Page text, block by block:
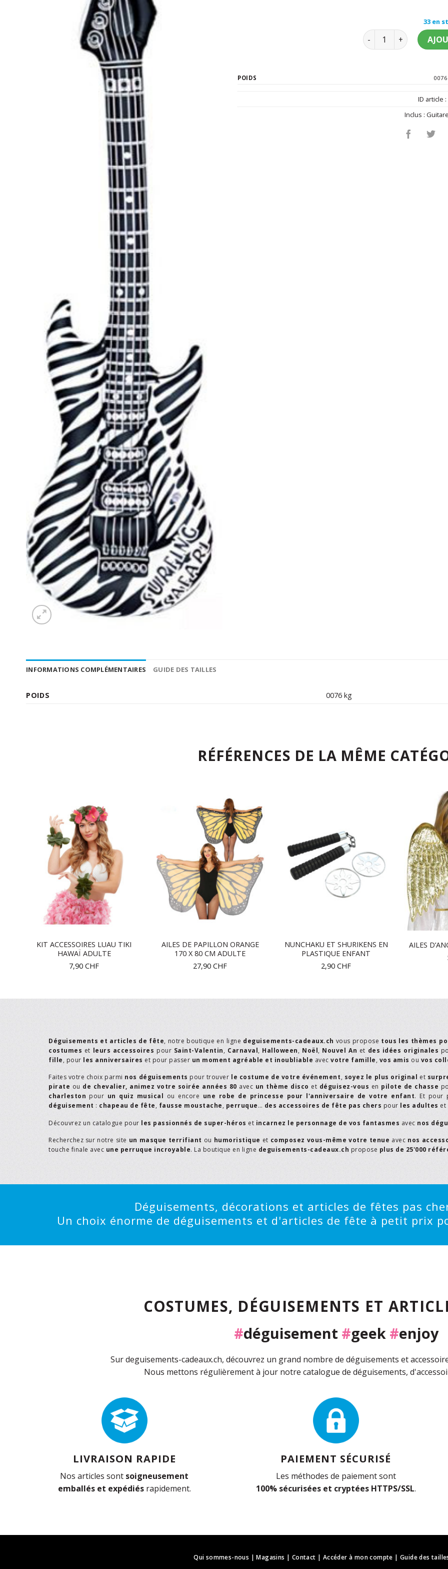
33 en
quantité de Guitare
POIDS
ID article :
Inclus :
INFORMATIONS COMPLÉMENTAIRES GUIDE DES TAILLES
POIDS 0076 kg
RÉFÉRENCES DE LA MÊME
KIT ACCESSOIRES LUAU TIKI
HAWAÏ ADULTE
7,90 CHF
AILES DE PAPILLON ORANGE
170 X 80 CM ADULTE
27,90 CHF
NUNCHAKU ET SHURIKENS EN
PLASTIQUE ENFANT
2,90 CHF
AILES
Déguisements et articles de fête, notre boutique en ligne deguisements-cadeaux.ch vous propose tous les thèmes
costumes et leurs accessoires pour Saint-Valentin, Carnaval, Halloween, Noël, Nouvel An et des idées originales
fille, pour les anniversaires et pour passer un moment agréable et inoubliable avec votre famille, vos amis ou vos
Faites votre choix parmi nos déguisements pour trouver le costume de votre événement, soyez le plus original et
pirate ou de chevalier, animez votre soirée années 80 avec un thème disco et déguisez-vous en pilote de chasse
charleston pour un quiz musical ou encore une robe de princesse pour l'anniversaire de votre enfant. Et pour
déguisement : chapeau de fête, fausse moustache, perruque… des accessoires de fête pas chers pour les adultes et
Découvrez un catalogue pour les passionnés de super-héros et incarnez le personnage de vos fantasmes avec nos
Recherchez sur notre site un masque terrifiant ou humoristique et composez vous-même votre tenue avec nos
touche finale avec une perruque incroyable. La boutique en ligne deguisements-cadeaux.ch propose plus de 25'000
Déguisements, décorations et articles de fêtes pas
Un choix énorme de déguisements et d'articles de fête à petit prix
COSTUMES, DÉGUISEMENTS ET
#déguisement #geek #enjoy
Sur deguisements-cadeaux.ch, découvrez un grand nombre de déguisements et
Nous mettons régulièrement à jour notre catalogue de déguisements,
LIVRAISON RAPIDE
Nos articles sont soigneusement
emballés et expédiésrapidement.
PAIEMENT SÉCURISÉ
Les méthodes de paiement sont
100% sécurisées et cryptées HTTPS/SSL.
Qui sommes-nous |Magasins | Contact | Accéder à mon compte |Guide des